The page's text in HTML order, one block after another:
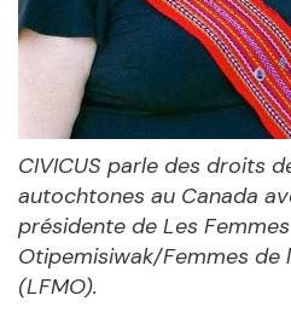
CIVICUS parle des droits
autochtones au Canada
présidente de Les
Otipemisiwak/Femmes de
(LFMO).